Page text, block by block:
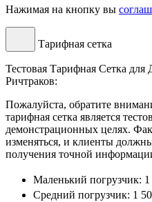
Нажимая на кнопку вы
Тарифная сетка
Тестовая Тарифная Сетка для
Ричтраков:
Пожалуйста, обратите
тарифная сетка является
демонстрационных целях.
изменяться, и клиенты
получения точной
Маленький погрузчик:
Средний погрузчик: 1